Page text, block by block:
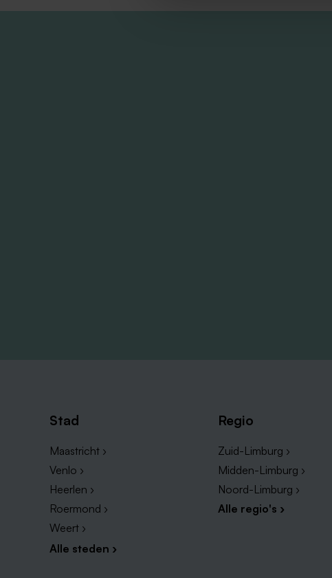
Stad
Maastricht ›
Venlo ›
Heerlen ›
Roermond ›
Weert ›
Alle steden ›
Regio
Zuid-Limburg ›
Midden-Limburg ›
Noord-Limburg ›
Alle regio's ›